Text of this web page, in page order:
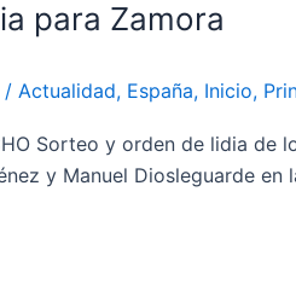
para Zamora
/ Actualidad, España, Inicio,
Sorteo y orden de lidia
y Manuel Diosleguarde